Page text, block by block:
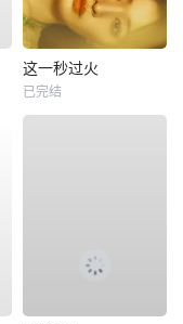
这一秒过火
已完结